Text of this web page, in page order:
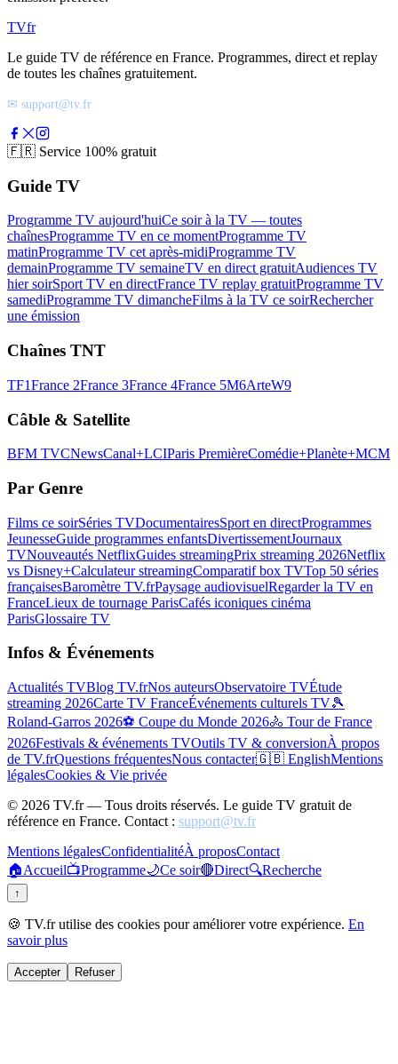
TVfr
Le guide TV de référence en France. Programmes, direct et replay
de toutes les chaînes gratuitement.
✉ support@tv.fr
🇫🇷 Service 100% gratuit
Guide TV
Programme TV aujourd'huiCe soir à la TV — toutes
chaînesProgramme TV en ce momentProgramme TV
matinProgramme TV cet après-midiProgramme TV
demainProgramme TV semaineTV en direct gratuitAudiences TV
hier soirSport TV en directFrance TV replay gratuitProgramme TV
samediProgramme TV dimancheFilms à la TV ce soirRechercher
une émission
Chaînes TNT
TF1France 2France 3France 4France 5M6ArteW9
Câble & Satellite
BFM TVCNewsCanal+LCIParis PremièreComédie+Planète+MCM
Par Genre
Films ce soirSéries TVDocumentairesSport en directProgrammes
JeunesseGuide programmes enfantsDivertissementJournaux
TVNouveautés NetflixGuides streamingPrix streaming 2026Netflix
vs Disney+Calculateur streamingComparatif box TVTop 50 séries
françaisesBaromètre TV.frPaysage audiovisuelRegarder la TV en
FranceLieux de tournage ParisCafés iconiques cinéma
ParisGlossaire TV
Infos & Événements
Actualités TVBlog TV.frNos auteursObservatoire TVÉtude
streaming 2026Carte TV FranceÉvénements culturels TV🎾
Roland-Garros 2026⚽ Coupe du Monde 2026🚴 Tour de France
2026Festivals & événements TVOutils TV & conversionÀ propos
de TV.frQuestions fréquentesNous contacter🇬🇧 EnglishMentions
légalesCookies & Vie privée
© 2026 TV.fr — Tous droits réservés. Le guide TV gratuit de
référence en France. Contact : support@tv.fr
Mentions légalesConfidentialitéÀ proposContact
🏠Accueil📺Programme🌙Ce soir🔴Direct🔍Recherche
↑
🍪 TV.fr utilise des cookies pour améliorer votre expérience. En
savoir plus
Accepter Refuser